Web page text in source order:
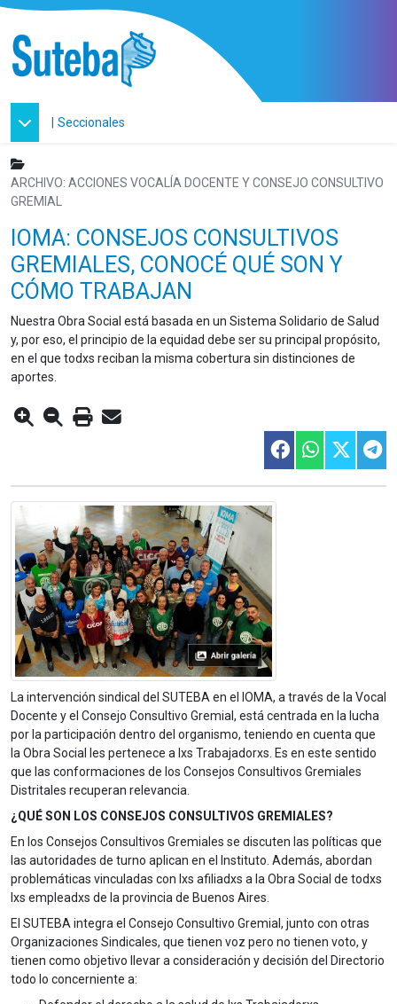
| Seccionales
ARCHIVO: ACCIONES VOCALÍA DOCENTE Y CONSEJO CONSULTIVO
GREMIAL
IOMA: CONSEJOS CONSULTIVOS
GREMIALES, CONOCÉ QUÉ SON Y
CÓMO TRABAJAN
Nuestra Obra Social está basada en un Sistema Solidario de Salud
y, por eso, el principio de la equidad debe ser su principal propósito,
en el que todxs reciban la misma cobertura sin distinciones de
aportes.
La intervención sindical del SUTEBA en el IOMA, a través de la Vocal
Docente y el Consejo Consultivo Gremial, está centrada en la lucha
por la participación dentro del organismo, teniendo en cuenta que
la Obra Social les pertenece a lxs Trabajadorxs. Es en este sentido
que las conformaciones de los Consejos Consultivos Gremiales
Distritales recuperan relevancia.
¿QUÉ SON LOS CONSEJOS CONSULTIVOS GREMIALES?
En los Consejos Consultivos Gremiales se discuten las políticas que
las autoridades de turno aplican en el Instituto. Además, abordan
problemáticas vinculadas con lxs afiliadxs a la Obra Social de todxs
lxs empleadxs de la provincia de Buenos Aires.
El SUTEBA integra el Consejo Consultivo Gremial, junto con otras
Organizaciones Sindicales, que tienen voz pero no tienen voto, y
tienen como objetivo llevar a consideración y decisión del Directorio
todo lo concerniente a: